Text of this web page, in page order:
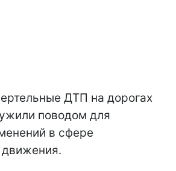
ДТП на дорогах
поводом для
в сфере
движения.